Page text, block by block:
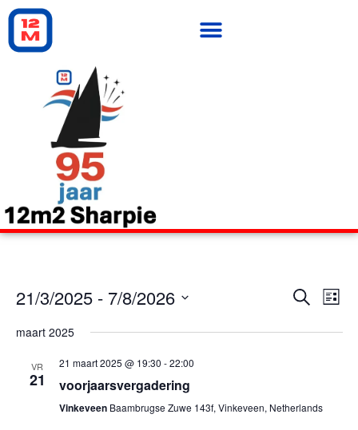
Zoeken
Lijst
21/3/2025 - 7/8/2026
een
datum.
maart 2025
VR
21
21 maart 2025 @ 19:30 -22:00
voorjaarsvergadering
Vinkeveen Baambrugse Zuwe 143f, Vinkeveen, Netherlands